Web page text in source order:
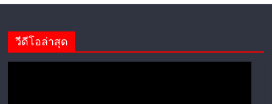
วีดีโอล่าสุด